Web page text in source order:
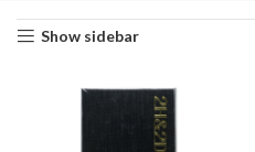
Show sidebar